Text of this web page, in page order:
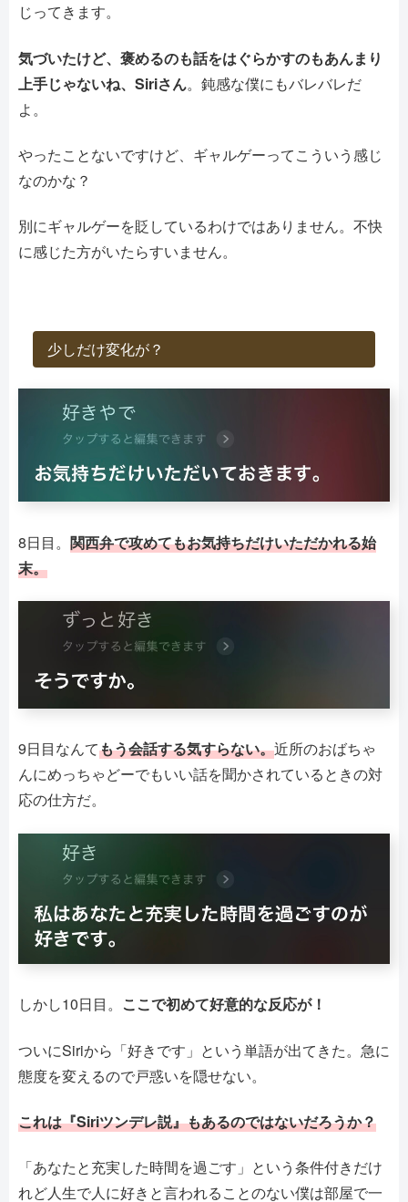
じってきます。
気づいたけど、褒めるのも話をはぐらかすのもあんまり
上手じゃないね、Siriさん。鈍感な僕にもバレバレだ
よ。
やったことないですけど、ギャルゲーってこういう感じ
なのかな？
別にギャルゲーを貶しているわけではありません。不快
に感じた方がいたらすいません。
少しだけ変化が？
8日目。 関西弁で攻めてもお気持ちだけいただかれる始
末。
9日目なんてもう会話する気すらない。近所のおばちゃ
んにめっちゃどーでもいい話を聞かされているときの対
応の仕方だ。
しかし10日目。 ここで初めて好意的な反応が！
ついにSiriから「好きです」という単語が出てきた。急に
態度を変えるので戸惑いを隠せない。
これは『Siriツンデレ説』もあるのではないだろうか？
「あなたと充実した時間を過ごす」という条件付きだけ
れど人生で人に好きと言われることのない僕は部屋で一